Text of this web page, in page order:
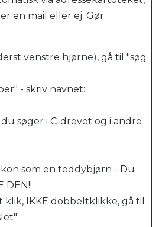
en mail eller ej. Gør
venstre hjørne), gå til "søg
- skriv navnet:
søger i C-drevet og i andre
som en teddybjørn - Du
DEN!!
IKKE dobbeltklikke, gå til